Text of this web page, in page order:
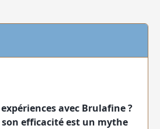
avec Brulafine ?
son efficacité est un mythe